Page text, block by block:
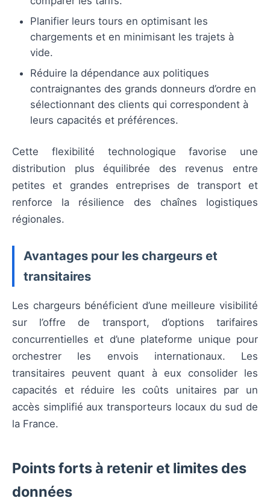
Planifier leurs tours en optimisant les
chargements et en minimisant les trajets à
vide.
Réduire la dépendance aux politiques
contraignantes des grands donneurs d’ordre en
sélectionnant des clients qui correspondent à
leurs capacités et préférences.
Cette flexibilité technologique favorise une
distribution plus équilibrée des revenus entre
petites et grandes entreprises de transport et
renforce la résilience des chaînes logistiques
régionales.
Avantages pour les chargeurs et
transitaires
Les chargeurs bénéficient d’une meilleure visibilité
sur l’offre de transport, d’options tarifaires
concurrentielles et d’une plateforme unique pour
orchestrer les envois internationaux. Les
transitaires peuvent quant à eux consolider les
capacités et réduire les coûts unitaires par un
accès simplifié aux transporteurs locaux du sud de
la France.
Points forts à retenir et limites des
données